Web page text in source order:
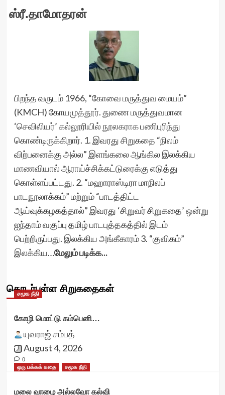
ஸ்ரீ.தாமோதரன்
பிறந்த வருடம் 1966, “கோவை மருத்துவ மையம்”
(KMCH) கோயமுத்தூர். துணை மருத்துவமான
‘செவிலியர்’ கல்லூரியில் நூலகராக பணிபுரிந்து
கொண்டிருக்கிறார். 1. இவரது சிறுகதை “நிலம்
விற்பனைக்கு அல்ல” இளங்கலை ஆங்கில இலக்கிய
மாணவியால் ஆராய்ச்சிக்கட்டுரைக்கு எடுத்து
கொள்ளப்பட்டது. 2. “மஹாராஸ்டிரா மாநிலப்
பாடநூலாக்கம்” மற்றும் “பாடத்திட்ட
ஆய்வுக்கழகத்தால்” இவரது ‘சிறுவர் சிறுகதை’ ஒன்று
ஐந்தாம் வகுப்பு தமிழ் பாடபுத்தகத்தில் இடம்
பெற்றிருப்பது. இலக்கிய அங்கீகாரம் 3. “குவிகம்”
இலக்கிய…மேலும் படிக்க...
தொடர்புள்ள சிறுகதைகள்
சமூக நீதி
கோழி மொட்டு கம்பெனி…
யுவராஜ் சம்பத்
August 4, 2026
0
ஒரு பக்கக் கதை
சமூக நீதி
மலை வாழை அல்லவோ கல்வி